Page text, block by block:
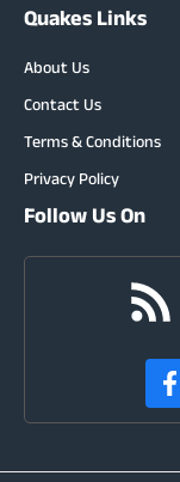
Quakes Links
About Us
Contact Us
Terms & Conditions
Privacy Policy
Follow Us On